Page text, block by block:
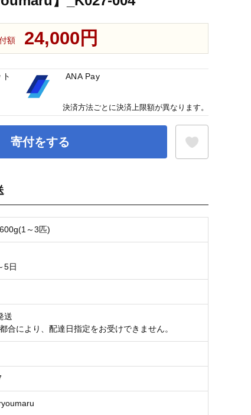
額 24,000円
寄付をする
～3匹)
5日
送
合により、配達日指定をお受けできません。
ANA Pay
決済方法ごとに決済上限額が異なります。